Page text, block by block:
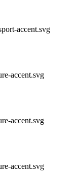
accent.svg
accent.svg
accent.svg
accent.svg